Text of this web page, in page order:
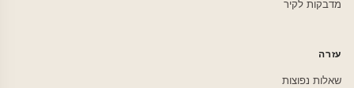
מדבקות לקיר
עזרה
שאלות נפוצות